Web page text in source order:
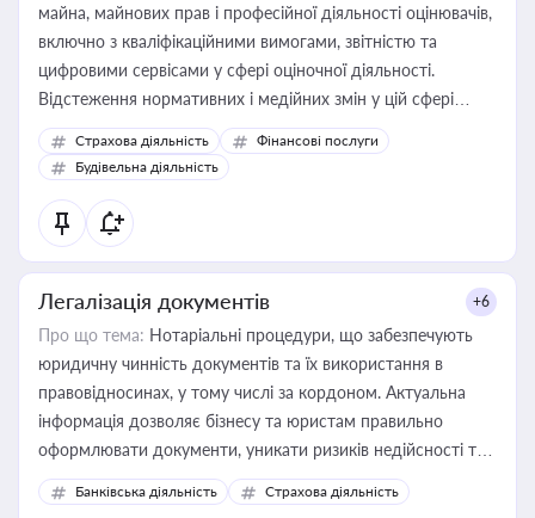
майна, майнових прав і професійної діяльності оцінювачів,
включно з кваліфікаційними вимогами, звітністю та
цифровими сервісами у сфері оціночної діяльності.
Відстеження нормативних і медійних змін у цій сфері
корисне для власника бізнесу, керівника, юриста або
бухгалтера під час оподаткування, приватизації, оренди
державного майна, корпоративних угод і перевірки
статусу суб'єктів оціночної діяльності
Страхова діяльність
Фінансові послуги
Будівельна діяльність
Легалізація документів +6
Про що тема: Нотаріальні процедури, що забезпечують
юридичну чинність документів та їх використання в
правовідносинах, у тому числі за кордоном. Актуальна
інформація дозволяє бізнесу та юристам правильно
оформлювати документи, уникати ризиків недійсності та
забезпечувати їх належне прийняття органами влади та
контрагентами
Банківська діяльність Страхова діяльність